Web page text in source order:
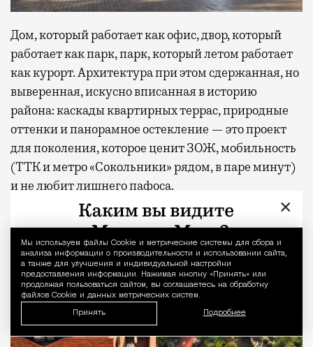
Уведомление
Мы используем файлы Сookie и метрические системы для сбора и
анализа информации о производительности и использовании сайта,
а также для улучшения и индивидуальной настройки
предоставления информации. Нажимая кнопку «Принять» или
продолжая пользоваться сайтом, вы соглашаетесь на обработку
файлов Cookie и данных метрических систем.
Принять Подробнее
Дом, который работает как офис, двор, который
работает как парк, парк, который летом работает
как курорт. Архитектура при этом сдержанная, но
выверенная, искусно вписанная в историю
района: каскады квартирных террас, природные
оттенки и панорамное остекление — это проект
для поколения, которое ценит ЗОЖ, мобильность
(ТТК и метро «Сокольники» рядом, в паре минут)
и не любит лишнего пафоса.
×